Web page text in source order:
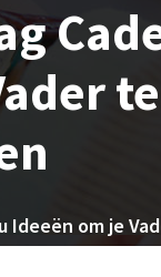
te
Ideeën om je